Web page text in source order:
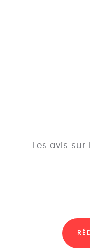
Les avis